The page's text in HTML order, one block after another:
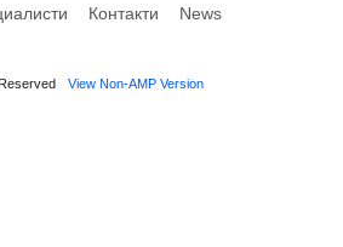
Контакти News
View Non-AMP Version